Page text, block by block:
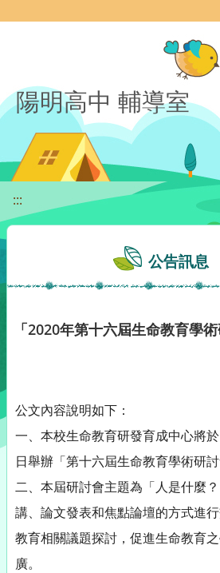
陽明高中 輔導室
:::
公告訊息
「2020年第十六屆生命教育學術
公文內容說明如下：
一、本校生命教育研發育成中心將
日舉辦「第十六屆生命教育學術研討
二、本屆研討會主題為「人是什麼
講、論文發表和焦點論壇的方式進
教育相關議題探討，促進生命教育
廣。